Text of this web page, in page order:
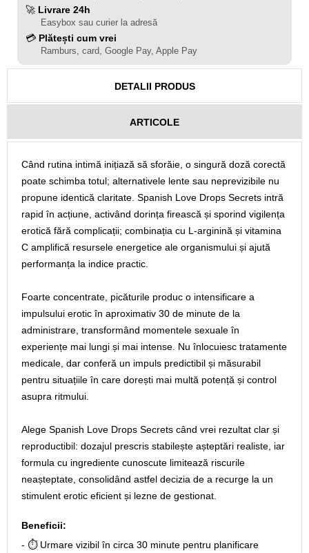
🚀 Livrare 24h
Easybox sau curier la adresă
💳 Plătești cum vrei
Ramburs, card, Google Pay, Apple Pay
DETALII PRODUS
ARTICOLE
Când rutina intimă inițiază să sforăie, o singură doză corectă
poate schimba totul; alternativele lente sau neprevizibile nu
propune identică claritate. Spanish Love Drops Secrets intră
rapid în acțiune, activând dorința firească și sporind vigilența
erotică fără complicații; combinația cu L‑arginină și vitamina
C amplifică resursele energetice ale organismului și ajută
performanța la indice practic.
Foarte concentrate, picăturile produc o intensificare a
impulsului erotic în aproximativ 30 de minute de la
administrare, transformând momentele sexuale în
experiențe mai lungi și mai intense. Nu înlocuiesc tratamente
medicale, dar conferă un impuls predictibil și măsurabil
pentru situațiile în care dorești mai multă potență și control
asupra ritmului.
Alege Spanish Love Drops Secrets când vrei rezultat clar și
reproductibil: dozajul prescris stabilește așteptări realiste, iar
formula cu ingrediente cunoscute limitează riscurile
neașteptate, consolidând astfel decizia de a recurge la un
stimulent erotic eficient și lezne de gestionat.
Beneficii:
- ⏱️ Urmare vizibil în circa 30 minute pentru planificare